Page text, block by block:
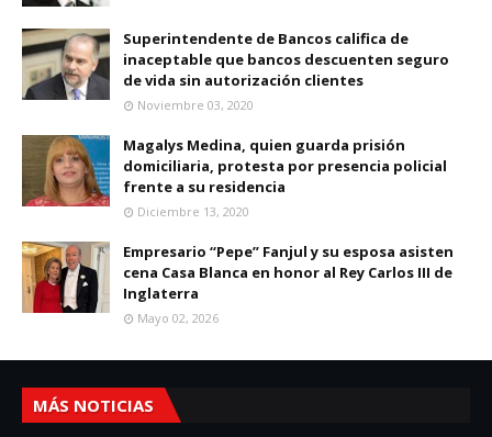
Superintendente de Bancos califica de
inaceptable que bancos descuenten seguro
de vida sin autorización clientes
Noviembre 03, 2020
Magalys Medina, quien guarda prisión
domiciliaria, protesta por presencia policial
frente a su residencia
Diciembre 13, 2020
Empresario “Pepe” Fanjul y su esposa asisten
cena Casa Blanca en honor al Rey Carlos III de
Inglaterra
Mayo 02, 2026
MÁS NOTICIAS